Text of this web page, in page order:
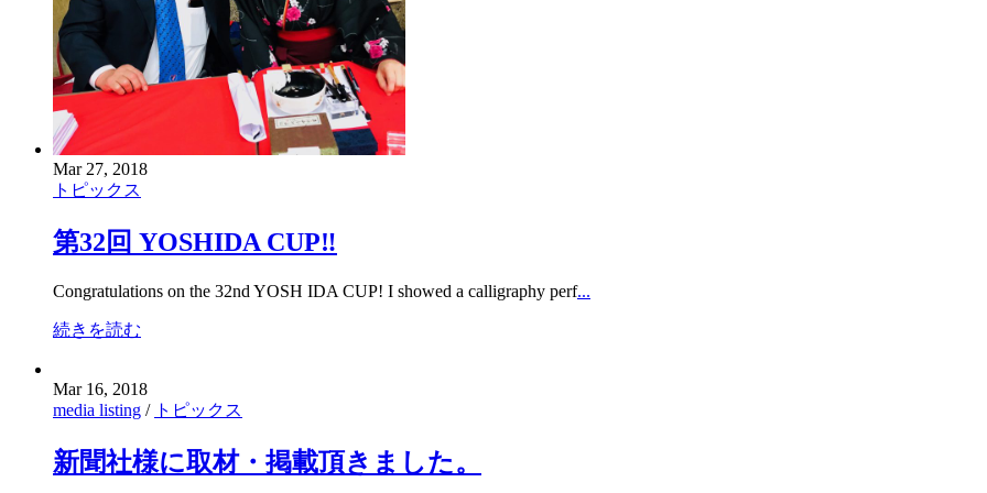
Mar 27, 2018
トピックス
第32回 YOSHIDA CUP‼
Congratulations on the 32nd YOSH IDA CUP! I showed a calligraphy perf...
続きを読む
Mar 16, 2018
media listing / トピックス
新聞社様に取材・掲載頂きました。